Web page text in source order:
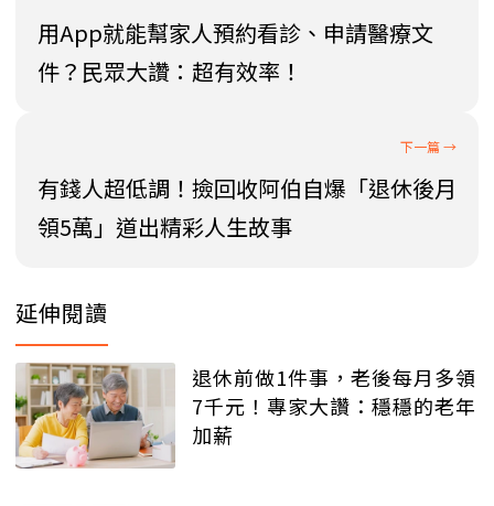
用App就能幫家人預約看診、申請醫療文
件？民眾大讚：超有效率！
有錢人超低調！撿回收阿伯自爆「退休後月
領5萬」道出精彩人生故事
延伸閱讀
退休前做1件事，老後每月多領
7千元！專家大讚：穩穩的老年
加薪